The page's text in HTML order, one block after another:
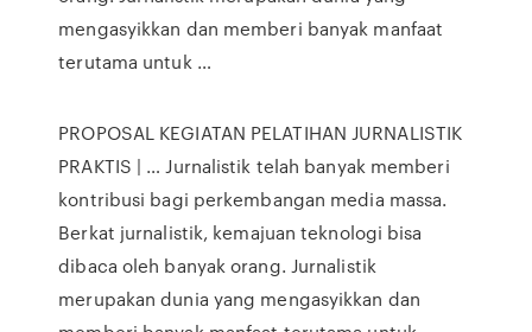
mengasyikkan dan memberi banyak manfaat
terutama untuk …
PROPOSAL KEGIATAN PELATIHAN JURNALISTIK
PRAKTIS | … Jurnalistik telah banyak memberi
kontribusi bagi perkembangan media massa.
Berkat jurnalistik, kemajuan teknologi bisa
dibaca oleh banyak orang. Jurnalistik
merupakan dunia yang mengasyikkan dan